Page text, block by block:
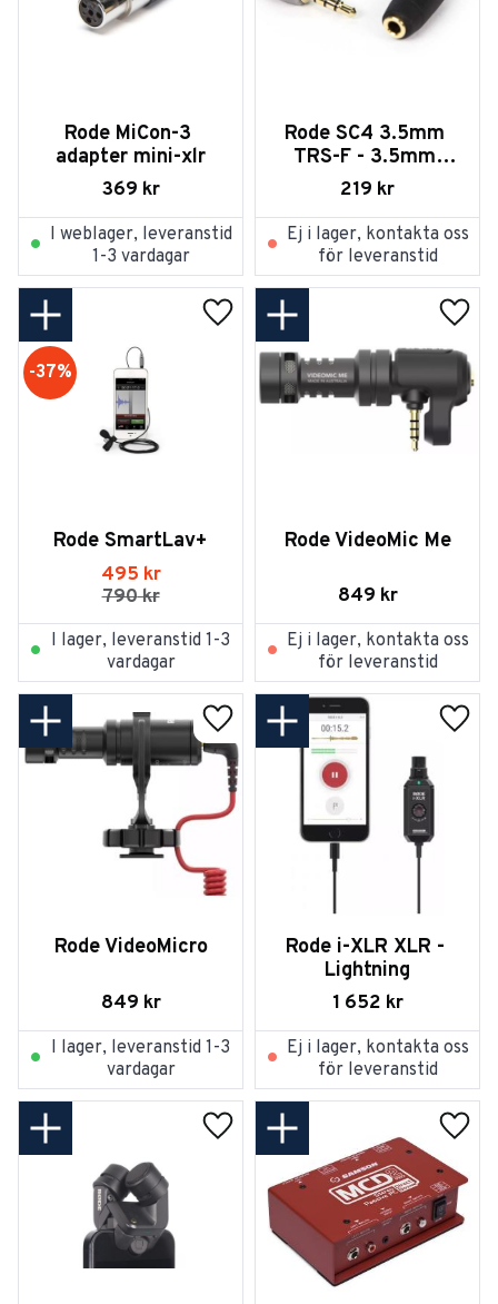
Rode MiCon-3
adapter mini-xlr
369 kr
I weblager, leveranstid
1-3 vardagar
Rode SC4 3.5mm
TRS-F - 3.5mm
TRRS-M för iPhone
219 kr
Ej i lager, kontakta oss
för leveranstid
Rode SmartLav+
495 kr
790kr
37%
Lägg till i favoriter
I lager, leveranstid 1-3
vardagar
Rode VideoMic Me
849 kr
Ej i lager, kontakta oss
för leveranstid
Rode VideoMicro
849 kr
Lägg till i favoriter
I lager, leveranstid 1-3
vardagar
Rode i-XLR XLR -
Lightning
1 652 kr
Ej i lager, kontakta oss
för leveranstid
Lägg till i favoriter